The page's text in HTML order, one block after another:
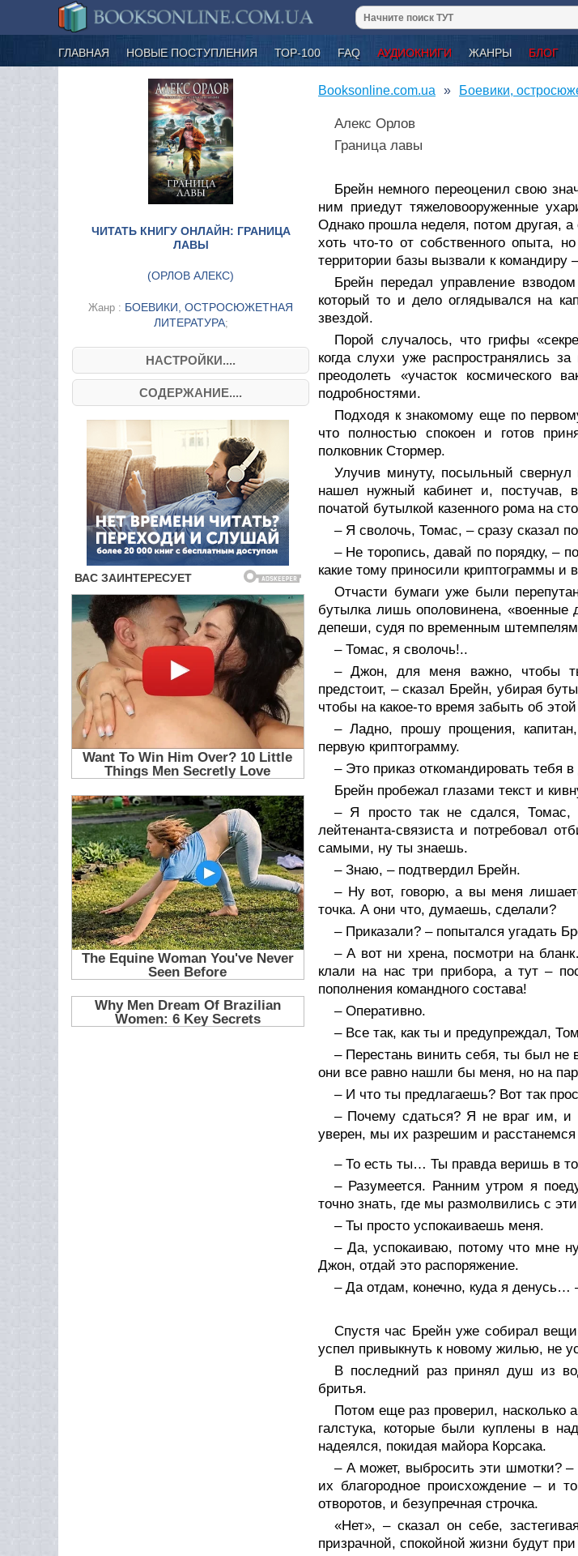
ГЛАВНАЯ НОВЫЕ ПОСТУПЛЕНИЯ ТОР-100 FAQ АУДИОКНИГИ ЖАНРЫ БЛОГ
ЧИТАТЬ КНИГУ ОНЛАЙН: ГРАНИЦА
ЛАВЫ
(ОРЛОВ АЛЕКС)
Жанр : БОЕВИКИ, ОСТРОСЮЖЕТНАЯ
ЛИТЕРАТУРА;
НАСТРОЙКИ....
СОДЕРЖАНИЕ....
Booksonline.com.ua Боевики,
Алекс Орлов
Граница лавы
Брейн немного переоценил свою
ним приедут тяжеловооруженные
Однако прошла неделя, потом другая, а
хоть что-то от собственного опыта,
территории базы вызвали к командиру
Брейн передал управление
который то и дело оглядывался на
звездой.
Порой случалось, что грифы
когда слухи уже распространялись
преодолеть «участок
подробностями.
Подходя к знакомому еще по
что полностью спокоен и готов
полковник Стормер.
Улучив минуту, посыльный
нашел нужный кабинет и, постучав,
початой бутылкой казенного рома на
– Я сволочь, Томас, – сразу сказал
– Не торопись, давай по порядку, –
какие тому приносили криптограммы и
Отчасти бумаги уже были
бутылка лишь ополовинена, «военные
депеши, судя по временным
– Томас, я сволочь!..
– Джон, для меня важно, чтобы
предстоит, – сказал Брейн, убирая
чтобы на какое-то время забыть об
– Ладно, прошу прощения,
первую криптограмму.
– Это приказ откомандировать тебя
Брейн пробежал глазами текст и
– Я просто так не сдался,
лейтенанта-связиста и потребовал
самыми, ну ты знаешь.
– Знаю, – подтвердил Брейн.
– Ну вот, говорю, а вы меня
точка. А они что, думаешь, сделали?
– Приказали? – попытался угадать
– А вот ни хрена, посмотри на
клали на нас три прибора, а тут –
пополнения командного состава!
– Оперативно.
– Все так, как ты и предупреждал,
– Перестань винить себя, ты был не
они все равно нашли бы меня, но на
– И что ты предлагаешь? Вот так
– Почему сдаться? Я не враг им, и
уверен, мы их разрешим и
– То есть ты… Ты правда веришь в
– Разумеется. Ранним утром я
точно знать, где мы размолвились с
– Ты просто успокаиваешь меня.
– Да, успокаиваю, потому что мне
Джон, отдай это распоряжение.
– Да отдам, конечно, куда я денусь…
Спустя час Брейн уже собирал
успел привыкнуть к новому жилью, не
В последний раз принял душ из
бритья.
Потом еще раз проверил, насколько
галстука, которые были куплены в
надеялся, покидая майора Корсака.
– А может, выбросить эти шмотки?
их благородное происхождение – и
отворотов, и безупречная строчка.
«Нет», – сказал он себе,
призрачной, спокойной жизни будут